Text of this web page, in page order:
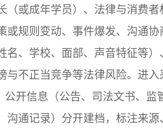
或成年学员）、法律与消费
规则变动、事件爆发、沟通协
、学校、面部、声音特征等
不正当竞争等法律风险。进
开信息（公告、司法文书、监
通记录）分开建档，标注来